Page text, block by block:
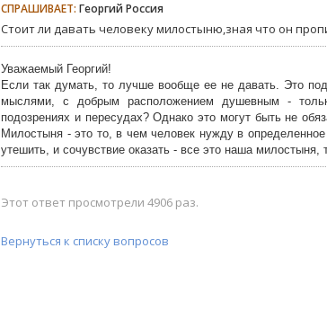
СПРАШИВАЕТ: Георгий Россия
Стоит ли давать человеку милостыню,зная что он
Уважаемый Георгий!
Если так думать, то лучше вообще ее не давать. Это
мыслями, с добрым расположением душевным -
подозрениях и пересудах? Однако это могут быть не
Милостыня - это то, в чем человек нужду в
утешить, и сочувствие оказать - все это наша милостыня,
Этот ответ просмотрели 4906 раз.
Вернуться к списку вопросов